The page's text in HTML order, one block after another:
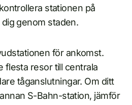
stationen på
genom staden.
för ankomst.
flesta resor till centrala
tåganslutningar. Om ditt
S-Bahn-station, jämför